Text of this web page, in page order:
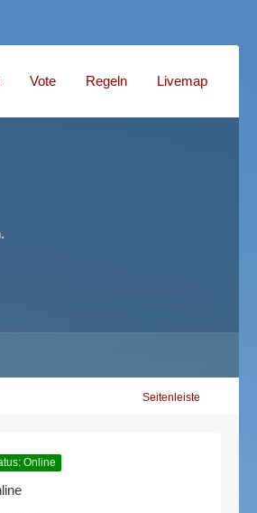
Vote Regeln Livemap
Seitenleiste
Online